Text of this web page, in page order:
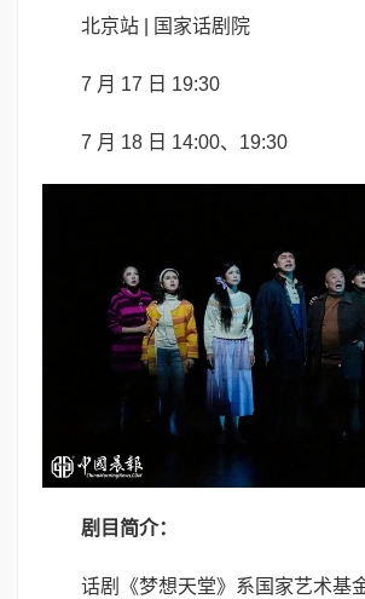
北京站 | 国家话剧院
7 月 17 日 19:30
7 月 18 日 14:00、19:30
剧目简介：
话剧《梦想天堂》系国家艺术基